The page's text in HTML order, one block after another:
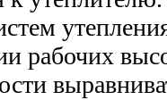
рабочих